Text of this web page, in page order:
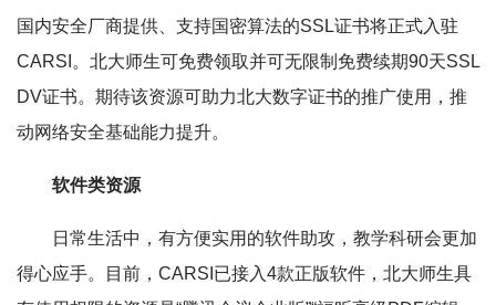
国内安全厂商提供、支持国密算法的SSL证书将正式入驻
CARSI。北大师生可免费领取并可无限制免费续期90天SSL
DV证书。期待该资源可助力北大数字证书的推广使用，推
动网络安全基础能力提升。
软件类资源
日常生活中，有方便实用的软件助攻，教学科研会更加
得心应手。目前，CARSI已接入4款正版软件，北大师生具